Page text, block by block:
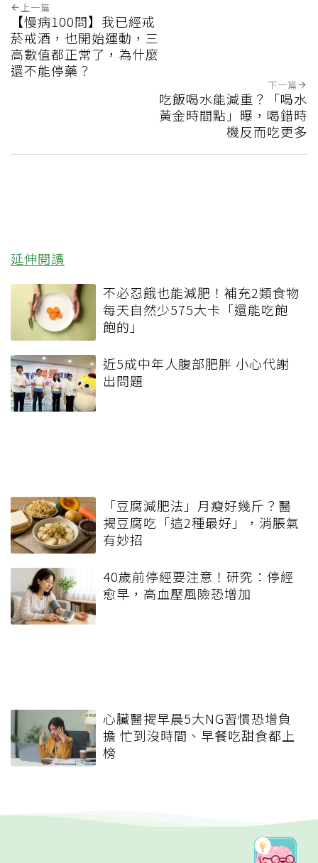
上一篇
【慢病100問】我已經戒
菸戒酒，也開始運動，三
高數值都正常了，為什麼
還不能停藥？
下一篇
吃飯喝水能減重？「喝水
黃金時間點」曝，喝錯時
機反而吃更多
延伸閱讀
不必忍餓也能減肥！補充2類食物
每天自然少575大卡「還能吃飽
飽的」
近5成中年人腹部肥胖 小心代謝
出問題
「豆腐減肥法」月瘦好幾斤？醫
揭豆腐吃「這2種最好」，消脹氣
有妙招
40歲前停經要注意！研究：停經
愈早，高血壓風險恐增加
心臟醫揭早晨5大NG習慣恐增負
擔 忙到沒時間、早餐吃甜食都上
榜